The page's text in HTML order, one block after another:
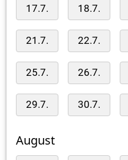
17.7. 18.7.
21.7. 22.7.
25.7. 26.7.
29.7. 30.7.
August